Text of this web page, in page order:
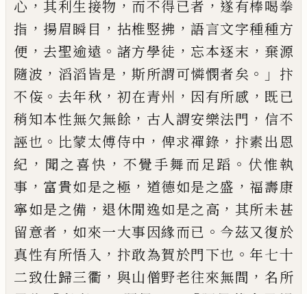
心 ，其利生接物 ， 而不得已者 ， 遂有棒喝拳
指 ， 揚眉瞬目 ， 拈椎竪拂 ，語言文字種種方
便 ，去聖逾遠 。 諸方學徒 ， 忘本逐末 ， 棄源
隨波 ， 滔滔皆是 ，斯所謂可憐憫者矣 。」 抃
不侫 。 去年秋 ， 初在青州 ， 因有所感 ， 既已
稍知本性無欠無餘 ， 古人謂安樂法門 ， 信不
誣也 。 比蒙太傅侍中 ， 俾求禪錄 ， 抃素出恩
紀 ， 聞之喜快 ， 不覺手舞而足蹈 。 伏惟執
事 ， 富貴如是之極 ， 道德如是之盛 ，福壽康
寧如是之備 ， 退休閒逸如是之高 ， 其所未甚
留意者 ， 如來一大事因緣而已 。 今茲又復於
真性有所悟入 ， 抃敢為賀於門下也 。 年七十
二致仕歸三衢 ， 與山僧野老往來無間 ， 名所